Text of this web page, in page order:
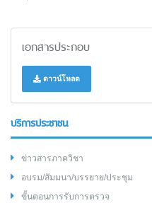
เอกสารประกอบ
ดาวน์โหลด
บริการประชาชน
ข่าวสารภาควิชา
อบรม/สัมมนา/บรรยาย/ประชุม
ขั้นตอนการรับการตรวจ